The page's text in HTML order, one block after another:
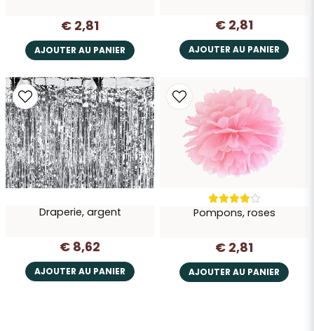
€ 2,81
AJOUTER AU PANIER
€ 2,81
AJOUTER AU PANIER
Draperie, argent
€ 8,62
AJOUTER AU PANIER
Pompons, roses
€ 2,81
AJOUTER AU PANIER